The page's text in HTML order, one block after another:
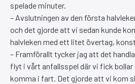
spelade minuter.
– Avslutningen av den första
och det gjorde att vi sedan kunde
halvleken med ett litet övertag,
– Framförallt tycker jag att det
flyt i vårt anfallsspel där vi fick
komma i fart. Det gjorde att vi kom